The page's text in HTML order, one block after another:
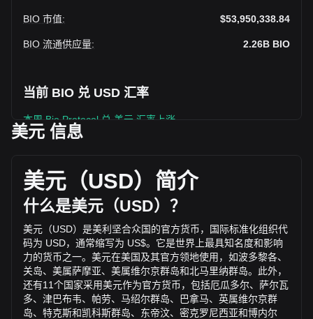
BIO 市值: $53,950,338.84
BIO 流通供应量: 2.26B BIO
当前 BIO 兑 USD 汇率
本周 Bio Protocol 兑 美元 汇率上涨
USD 。 Bio Protocol 的交易量在过去 24 小时内变化了
-46.76% ($-12,013,189.05 USD)。上一交易日， BIO 的交易
量是 $25,688,583.59。
通过 Bitget 了解更多 Bio Protocol 相关信息
Bio Protocol 价格
Bio Protocol价格预测
什么是 Bio Protocol（BIO）？
Bio Protocol收益计算器
美元 信息
美元（USD）简介
什么是美元（USD）？
美元（USD）是美利坚合众国的官方货币，国际标准化组织代
码为 USD，通常缩写为 US$。它是世界上最具知名度和影响
力的货币之一。美元在美国及其官方领地使用，如波多黎各、
关岛、美属萨摩亚、美属维尔京群岛和北马里纳群岛。此外，
还有11个国家采用美元作为官方货币，包括厄瓜多尔、萨尔瓦
多、津巴布韦、帕劳、马绍尔群岛、巴拿马、英属维尔京群
岛、特克斯和凯科斯群岛、东帝汶、密克罗尼西亚和博内尔